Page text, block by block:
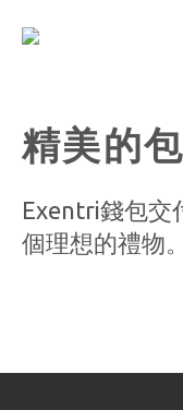
精美的
Exentri錢包交
個理想的禮物。